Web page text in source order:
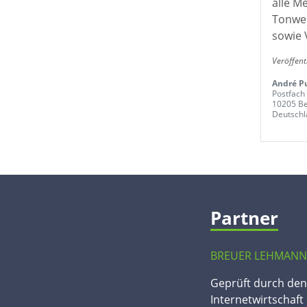
sowie
André
10205
Partner
BREUER
Geprüft durch
Internetwirtschaft